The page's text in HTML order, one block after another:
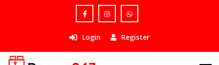
Login Register